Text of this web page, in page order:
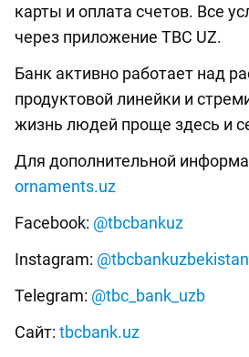
карты и оплата счетов. Все
через приложение TBC UZ.
Банк активно работает над
продуктовой линейки и
жизнь людей проще здесь и
Для дополнительной
ornaments.uz
Facebook: @tbcbankuz
Instagram: @tbcbankuzbekistan
Telegram: @tbc_bank_uzb
Сайт: tbcbank.uz